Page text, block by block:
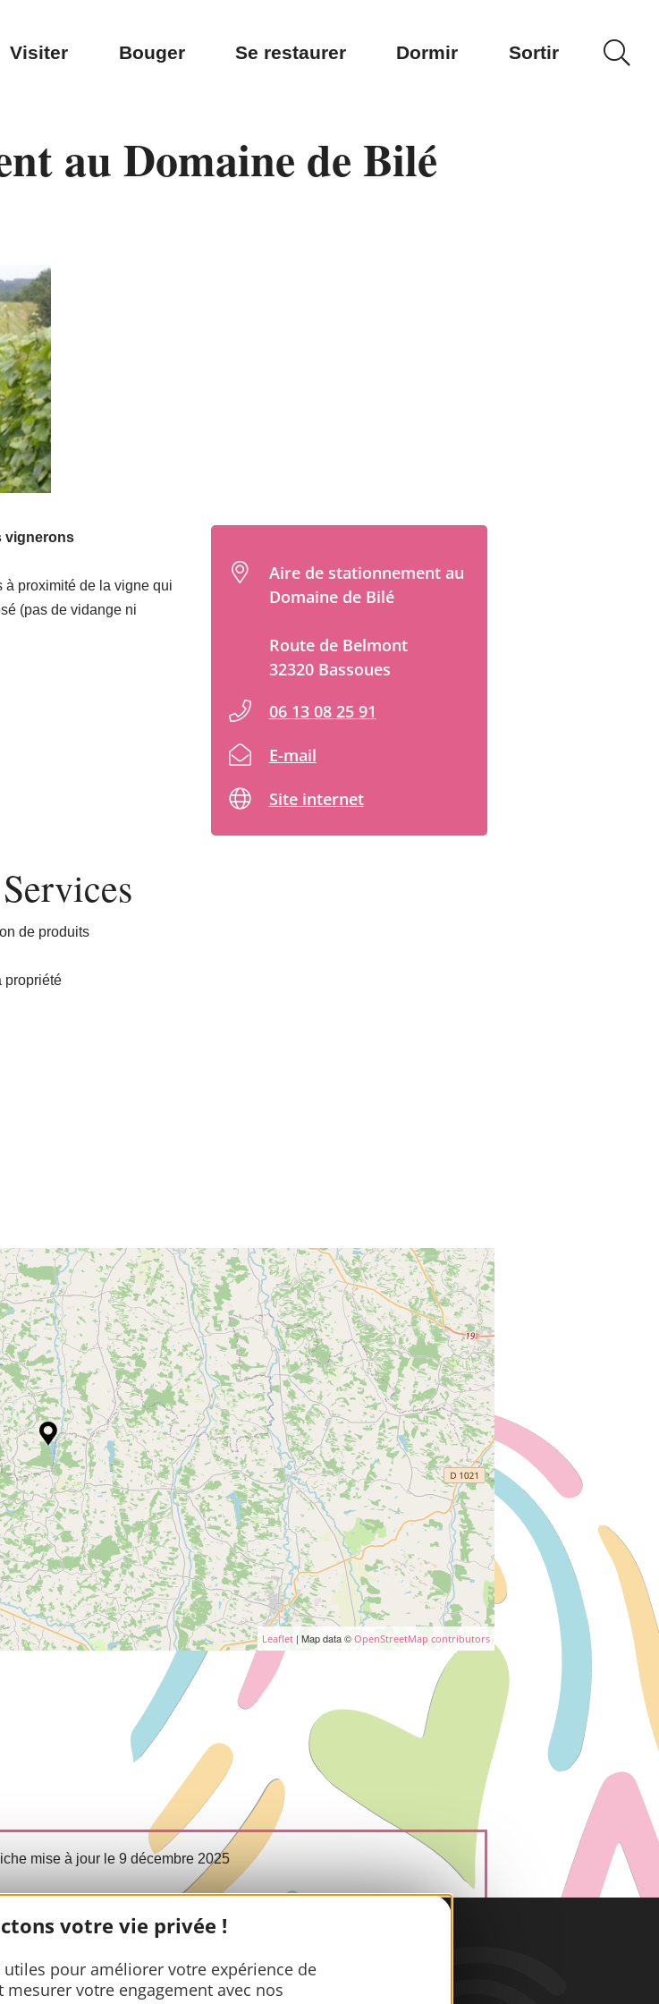
votre vie privée !
pour améliorer votre expérience de
mesurer votre engagement avec nos
Visiter Bouger Se restaurer Dormir Sortir
au Domaine de Bilé
vignerons
à proximité de la vigne qui
(pas de vidange ni
de produits
propriété
Aire de stationnement au
Domaine de Bilé
Route de Belmont
32320 Bassoues
06 13 08 25 91
E-mail
Site internet
Leaflet | Map data © OpenStreetMap contributors
mise à jour le 9 décembre 2025
Infos pratiques